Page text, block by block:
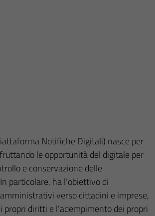
Notifiche Digitali) nasce per
le opportunità del digitale per
e conservazione delle
particolare, ha l’obiettivo di
verso cittadini e imprese,
diritti e l’adempimento dei propri